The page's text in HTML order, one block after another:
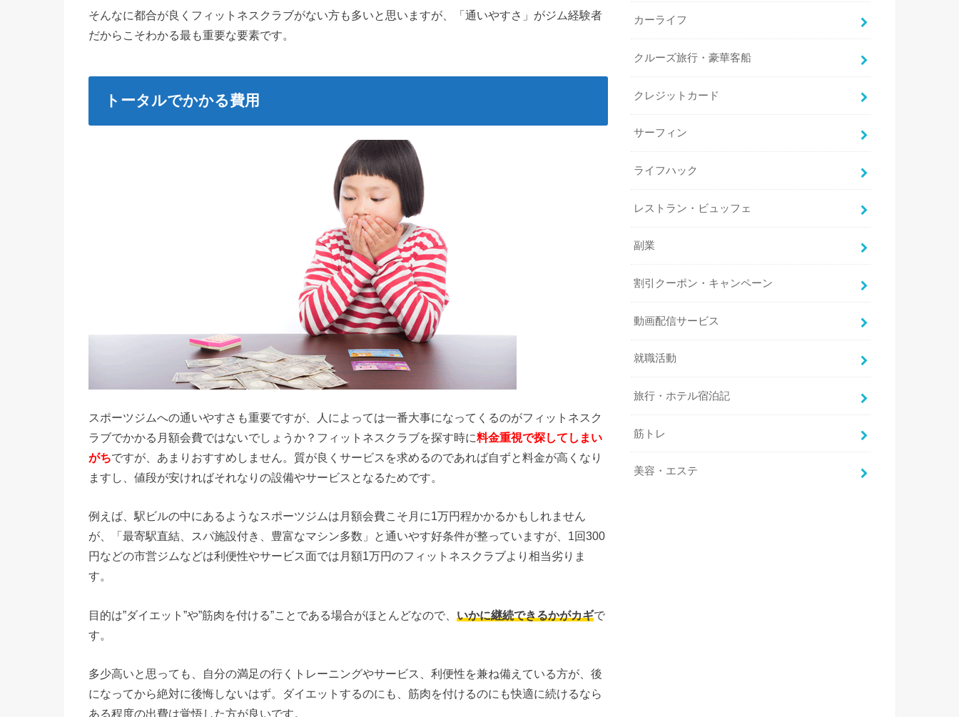
そんなに都合が良くフィットネスクラブがない方も多いと思いますが、「通いやすさ」がジム経験者
だからこそわかる最も重要な要素です。
トータルでかかる費用
スポーツジムへの通いやすさも重要ですが、人によっては一番大事になってくるのがフィットネスク
ラブでかかる月額会費ではないでしょうか？フィットネスクラブを探す時に料金重視で探してしまい
がちですが、あまりおすすめしません。質が良くサービスを求めるのであれば自ずと料金が高くなり
ますし、値段が安ければそれなりの設備やサービスとなるためです。
例えば、駅ビルの中にあるようなスポーツジムは月額会費こそ月に1万円程かかるかもしれません
が、「最寄駅直結、スパ施設付き、豊富なマシン多数」と通いやす好条件が整っていますが、1回300
円などの市営ジムなどは利便性やサービス面では月額1万円のフィットネスクラブより相当劣りま
す。
目的は”ダイエット”や”筋肉を付ける”ことである場合がほとんどなので、 いかに継続できるかがカギで
す。
多少高いと思っても、自分の満足の行くトレーニングやサービス、利便性を兼ね備えている方が、後
になってから絶対に後悔しないはず。ダイエットするのにも、筋肉を付けるのにも快適に続けるなら
ある程度の出費は覚悟した方が良いです。
カーライフ
クルーズ旅行・豪華客船
クレジットカード
サーフィン
ライフハック
レストラン・ビュッフェ
副業
割引クーポン・キャンペーン
動画配信サービス
就職活動
旅行・ホテル宿泊記
筋トレ
美容・エステ